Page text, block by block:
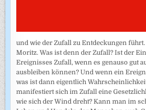
und wie der Zufall zu Entdeckungen führt.
Moritz. Was ist denn der Zufall? Ist der
Ereignisses Zufall, wenn es genauso gut
ausbleiben können? Und wenn ein
was ist dann eigentlich
manifestiert sich im Zufall eine
wie sich der Wind dreht? Kann man im